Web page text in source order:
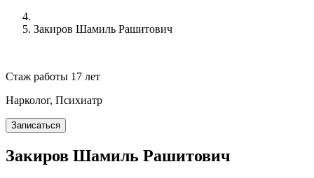
Закиров Шамиль Рашитович
Стаж работы 17 лет
Нарколог, Психиатр
Записаться
Закиров Шамиль Рашитович